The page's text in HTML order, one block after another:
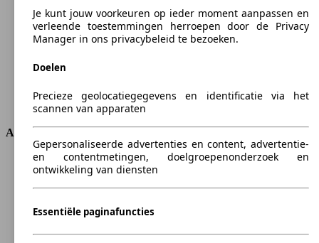
Aantal versnellingen
Koppel
320 nm
Cilinderinhoud
1598 ccm
Cilinders
Aandrijving
Voorwielaandrijving
Afmetingen
Lengte
4656 mm
Wielbasis
2760 mm
Je kunt jouw voorkeuren op ieder moment aanpassen en
verleende toestemmingen herroepen door de Privacy
Manager in ons privacybeleid te bezoeken.
Doelen
Precieze geolocatiegegevens en identificatie via het
scannen van apparaten
Gepersonaliseerde advertenties en content, advertentie-
en contentmetingen, doelgroepenonderzoek en
ontwikkeling van diensten
Essentiële paginafuncties